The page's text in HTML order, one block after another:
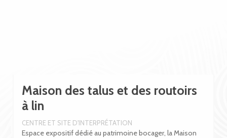
Maison des talus et des routoirs
à lin
CENTRE ET SITE D'INTERPRÉTATION
Espace expositif dédié au patrimoine bocager, la Maison